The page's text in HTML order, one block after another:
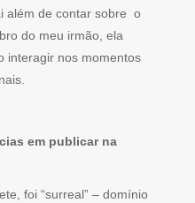
além de contar sobre o
do meu irmão, ela
interagir nos momentos
em publicar na
foi “surreal” – domínio